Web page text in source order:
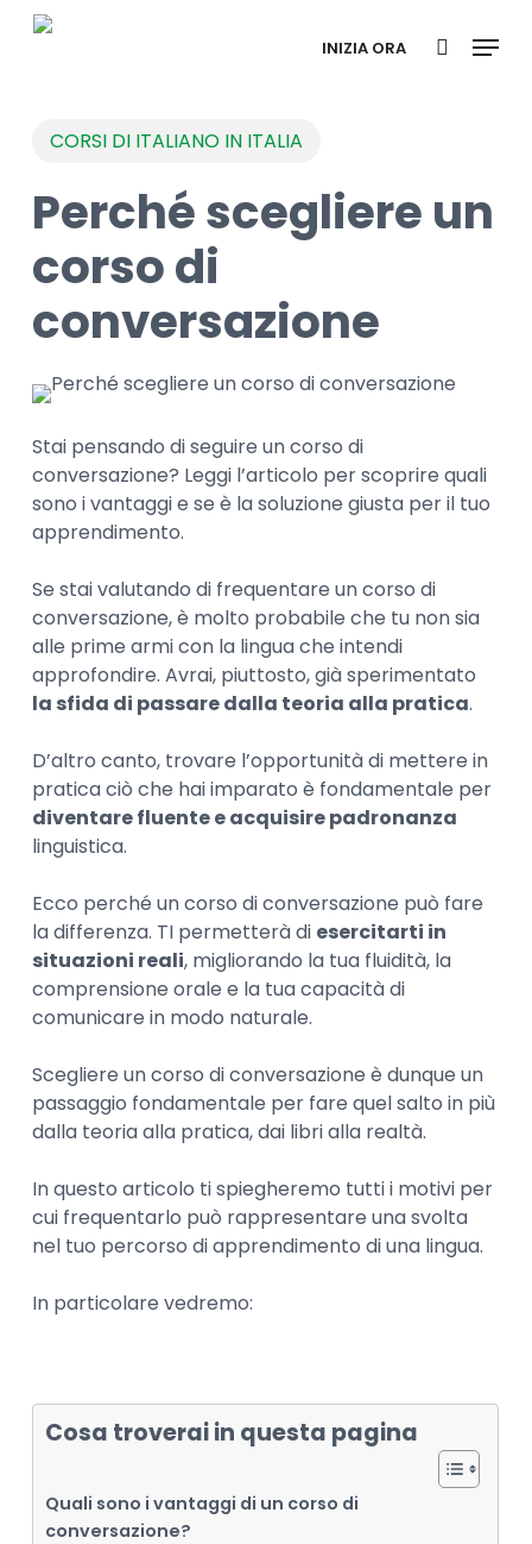
Skip
INIZIA ORA search
Menu
CORSI DI ITALIANO IN ITALIA
Perché scegliere un
corso di
conversazione
Stai pensando di seguire un corso di
conversazione? Leggi l’articolo per scoprire quali
sono i vantaggi e se è la soluzione giusta per il tuo
apprendimento.
Se stai valutando di frequentare un corso di
conversazione, è molto probabile che tu non sia
alle prime armi con la lingua che intendi
approfondire. Avrai, piuttosto, già sperimentato
la sfida di passare dalla teoria alla pratica.
D’altro canto, trovare l’opportunità di mettere in
pratica ciò che hai imparato è fondamentale per
diventare fluente e acquisire padronanza
linguistica.
Ecco perché un corso di conversazione può fare
la differenza. TI permetterà di esercitarti in
situazioni reali, migliorando la tua fluidità, la
comprensione orale e la tua capacità di
comunicare in modo naturale.
Scegliere un corso di conversazione è dunque un
passaggio fondamentale per fare quel salto in più
dalla teoria alla pratica, dai libri alla realtà.
In questo articolo ti spiegheremo tutti i motivi per
cui frequentarlo può rappresentare una svolta
nel tuo percorso di apprendimento di una lingua.
In particolare vedremo:
Cosa troverai in questa pagina
Quali sono i vantaggi di un corso di
conversazione?